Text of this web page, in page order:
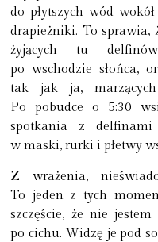
do płytszych wód
drapieżniki. To sprawia,
żyjących tu
po wschodzie słońca,
tak jak ja,
Po pobudce o 5:30
spotkania z delfinami
w maski, rurki i płetwy
Z wrażenia,
To jeden z tych
szczęście, że nie
po cichu. Widzę je pod